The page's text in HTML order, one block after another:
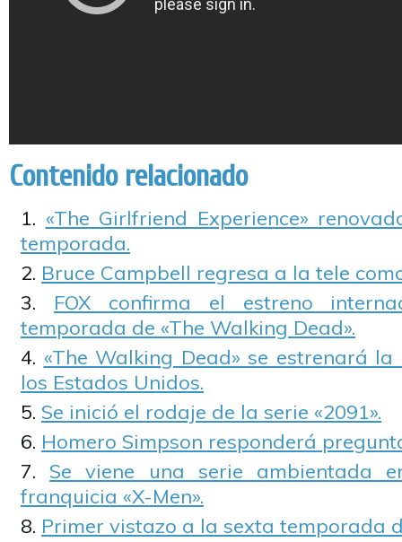
Contenido relacionado
«The Girlfriend Experience»
temporada.
Bruce Campbell regresa a la tele
FOX confirma el estreno
temporada de «The Walking Dead».
«The Walking Dead» se estrenará
los Estados Unidos.
Se inició el rodaje de la serie «2091».
Homero Simpson responderá
Se viene una serie ambientada
franquicia «X-Men».
Primer vistazo a la sexta temporada